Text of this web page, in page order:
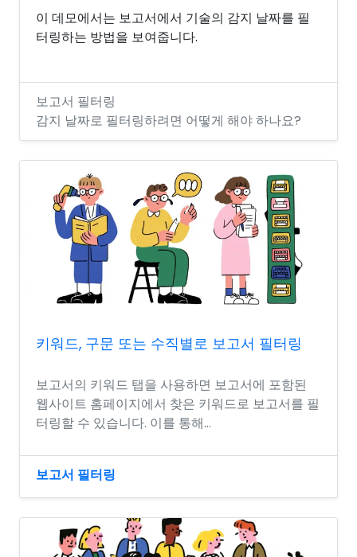
이 데모에서는 보고서에서 기술의 감지 날짜를 필
터링하는 방법을 보여줍니다.
보고서 필터링
감지 날짜로 필터링하려면 어떻게 해야 하나요?
키워드, 구문 또는 수직별로 보고서 필터링
보고서의 키워드 탭을 사용하면 보고서에 포함된
웹사이트 홈페이지에서 찾은 키워드로 보고서를 필
터링할 수 있습니다. 이를 통해...
보고서 필터링